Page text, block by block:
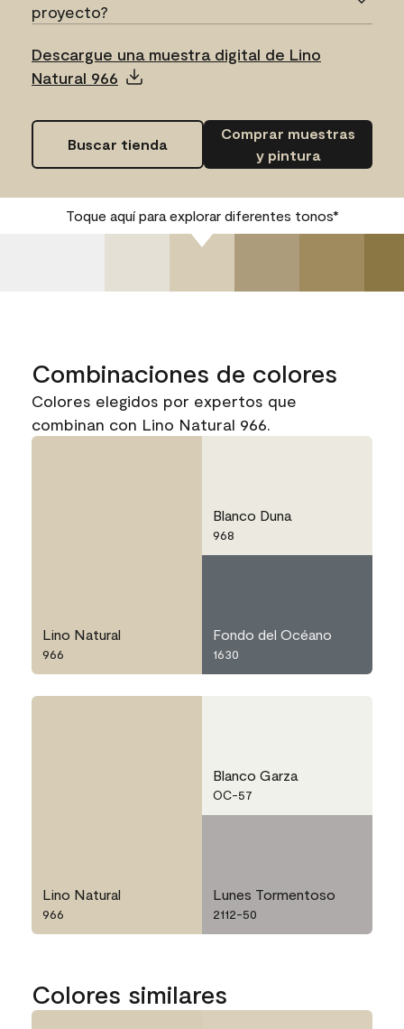
proyecto?
Descargue una muestra digital de Lino
Natural 966
Buscar tienda
Comprar muestras
y pintura
Toque aquí para explorar diferentes tonos*
Combinaciones de colores
Colores elegidos por expertos que
combinan con Lino Natural 966.
Lino Natural
966
Blanco Duna
968
Fondo del Océano
1630
Lino Natural
966
Blanco Garza
OC-57
Lunes Tormentoso
2112-50
Colores similares